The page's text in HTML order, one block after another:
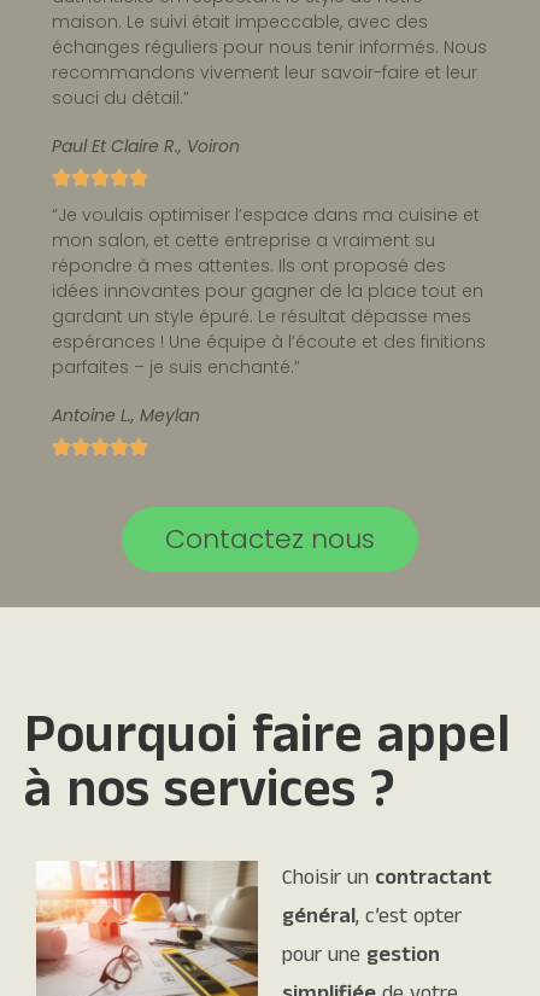
maison. Le suivi était impeccable, avec des
échanges réguliers pour nous tenir informés. Nous
recommandons vivement leur savoir-faire et leur
souci du détail.”
Paul Et Claire R., Voiron
“Je voulais optimiser l’espace dans ma cuisine et
mon salon, et cette entreprise a vraiment su
répondre à mes attentes. Ils ont proposé des
idées innovantes pour gagner de la place tout en
gardant un style épuré. Le résultat dépasse mes
espérances ! Une équipe à l’écoute et des finitions
parfaites – je suis enchanté.”
Antoine L., Meylan
Contactez nous
Pourquoi faire appel
à nos services ?
Choisir un contractant
général, c’est opter
pour une gestion